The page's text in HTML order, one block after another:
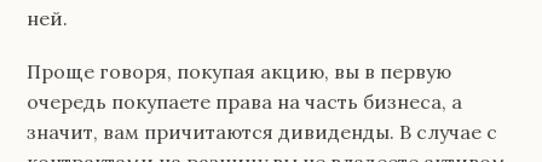
ней.
Проще говоря, покупая акцию, вы в первую
очередь покупаете права на часть бизнеса, а
значит, вам причитаются дивиденды. В случае с